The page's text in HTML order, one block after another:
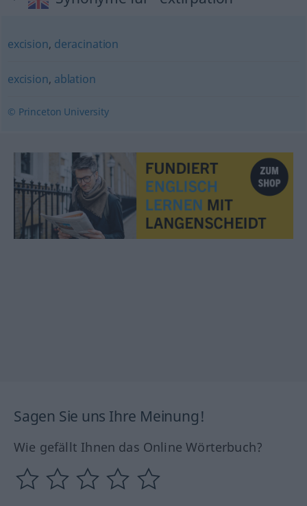
excision, deracination
excision, ablation
© Princeton University
Sagen Sie uns Ihre Meinung!
Wie gefällt Ihnen das Online Wörterbuch?